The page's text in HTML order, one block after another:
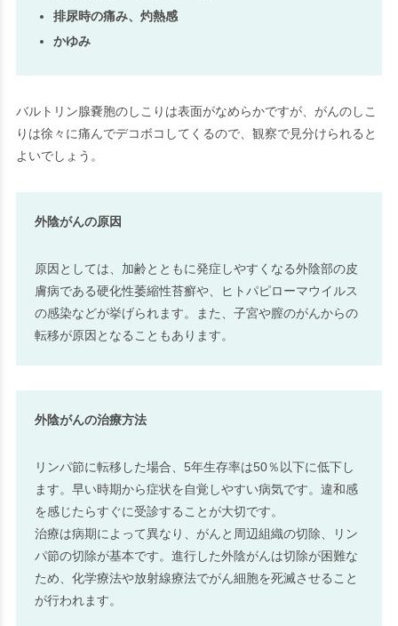
排尿時の痛み、灼熱感
かゆみ
バルトリン腺嚢胞のしこりは表面がなめらかですが、がんのしこ
りは徐々に痛んでデコボコしてくるので、観察で見分けられると
よいでしょう。
外陰がんの原因
原因としては、加齢とともに発症しやすくなる外陰部の皮
膚病である硬化性萎縮性苔癬や、ヒトパピローマウイルス
の感染などが挙げられます。また、子宮や膣のがんからの
転移が原因となることもあります。
外陰がんの治療方法
リンパ節に転移した場合、5年生存率は50％以下に低下し
ます。早い時期から症状を自覚しやすい病気です。違和感
を感じたらすぐに受診することが大切です。
治療は病期によって異なり、がんと周辺組織の切除、リン
パ節の切除が基本です。進行した外陰がんは切除が困難な
ため、化学療法や放射線療法でがん細胞を死滅させること
が行われます。